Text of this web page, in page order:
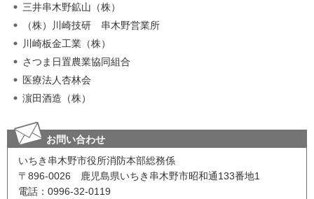
三井串木野鉱山（株）
（株）川崎技研
串木野営業所
川崎板金工業（株）
さつま日置農業協同組合
医療法人杏林会
濵田酒造（株）
お問い合わせ
いちき串木野市役所消防本部総務係
〒896-0026 鹿児島県いちき串木野市昭和通133番地1
電話：0996-32-0119